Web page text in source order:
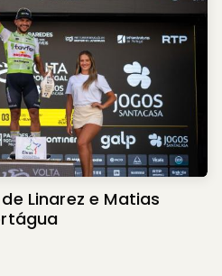
Linarez e Matias